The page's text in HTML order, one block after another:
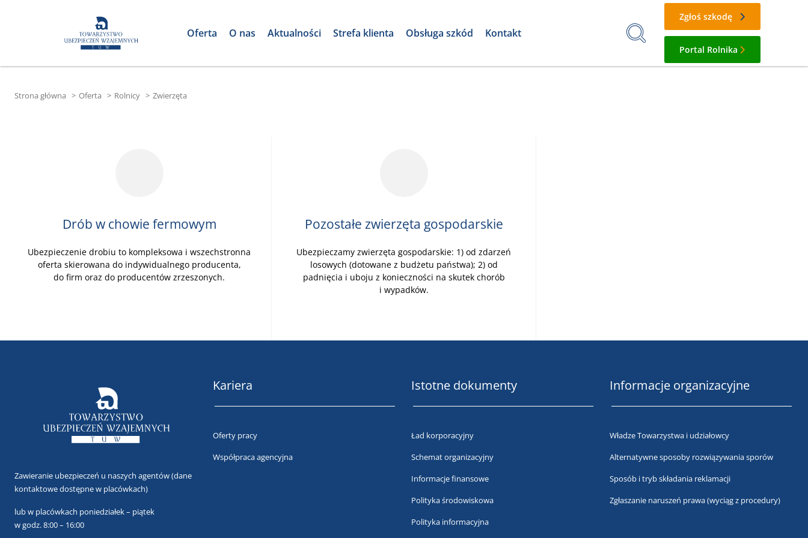
Oferta O nas Aktualności Strefa klienta Obsługa szkód Kontakt
Zgłoś szkodę
Portal Rolnika
Strona główna > Oferta > Rolnicy > Zwierzęta
Drób w chowie fermowym
Ubezpieczenie drobiu to kompleksowa i wszechstronna
oferta skierowana do indywidualnego producenta,
do firm oraz do producentów zrzeszonych.
Pozostałe zwierzęta gospodarskie
Ubezpieczamy zwierzęta gospodarskie: 1) od zdarzeń
losowych (dotowane z budżetu państwa); 2) od
padnięcia i uboju z konieczności na skutek chorób
i wypadków.
Zawieranie ubezpieczeń u naszych agentów(dane
kontaktowe dostępne w placówkach)
lubw placówkach poniedziałek – piątek
w godz. 8:00 – 16:00
Kariera
Oferty pracy
Współpraca agencyjna
Istotne dokumenty
Ład korporacyjny
Schemat organizacyjny
Informacje finansowe
Polityka środowiskowa
Polityka informacyjna
Informacje organizacyjne
Władze Towarzystwa i udziałowcy
Alternatywne sposoby rozwiązywania sporów
Sposób i tryb składania reklamacji
Zgłaszanie naruszeń prawa (wyciąg z procedury)